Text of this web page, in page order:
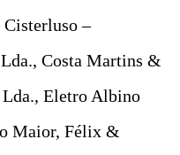
Cisterluso –
Costa Martins &
Eletro Albino
Maior, Félix &